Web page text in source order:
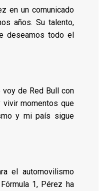
en un comunicado
años. Su talento,
deseamos todo el
de Red Bull con
vivir momentos que
y mi país sigue
el automovilismo
1, Pérez ha